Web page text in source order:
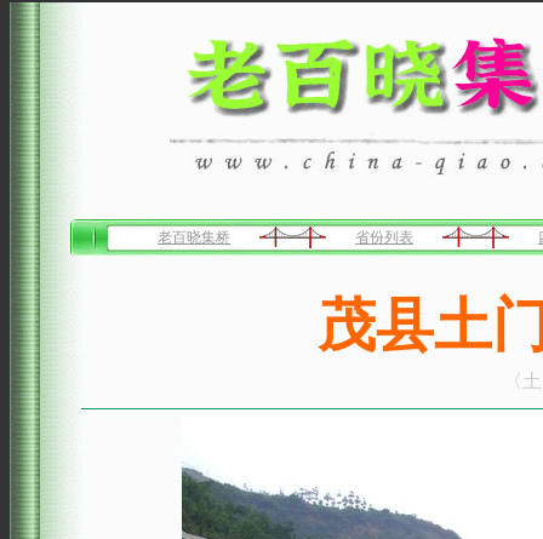
老百晓集桥 省份列表
茂县土
〈